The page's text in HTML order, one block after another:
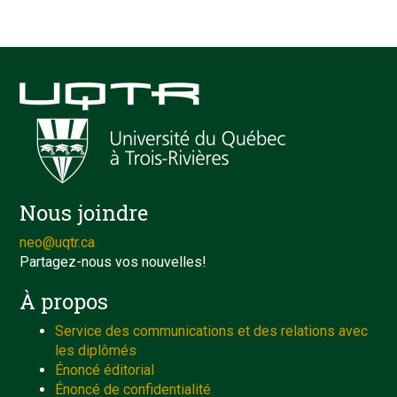
Nous joindre
neo@uqtr.ca
Partagez-nous vos nouvelles!
À propos
Service des communications et des relations avec
les diplômés
Énoncé éditorial
Énoncé de confidentialité